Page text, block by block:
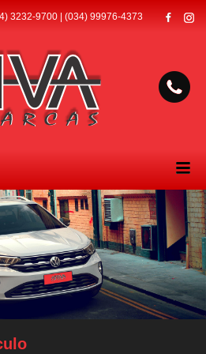
3232-9700 | (034) 99976-4373